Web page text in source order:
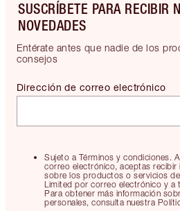
SUSCRÍBETE PARA RECIBIR
NOVEDADES
Entérate antes que nadie de los
consejos
Sujeto a Términos y condiciones.
correo electrónico, aceptas recibir
sobre los productos o servicios
Limited por correo electrónico y a
Para obtener más información
personales, consulta nuestra
Dirección de correo electrónico